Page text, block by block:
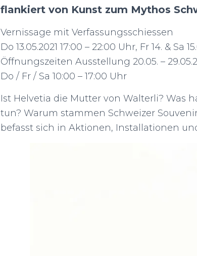
flankiert von Kunst zum Mythos
Vernissage mit Verfassungsschiessen
Do 13.05.2021 17:00 – 22:00 Uhr, Fr 14. & Sa
Öffnungszeiten Ausstellung 20.05. –
Do / Fr / Sa 10:00 – 17:00 Uhr
Ist Helvetia die Mutter von Walterli? Was
tun? Warum stammen Schweizer
befasst sich in Aktionen, Installationen